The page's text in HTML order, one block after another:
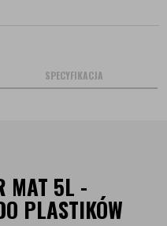
SPECYFIKACJA
MAT 5L -
PLASTIKÓW